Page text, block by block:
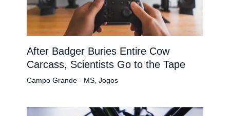
After Badger Buries Entire Cow
Carcass, Scientists Go to the Tape
Campo Grande - MS, Jogos